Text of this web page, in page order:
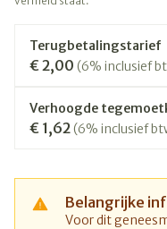
Terugbetalingstarief
€ 2,00 (6% inclusief
Verhoogde
€ 1,62(6% inclusief
Belangrijke
Voor dit